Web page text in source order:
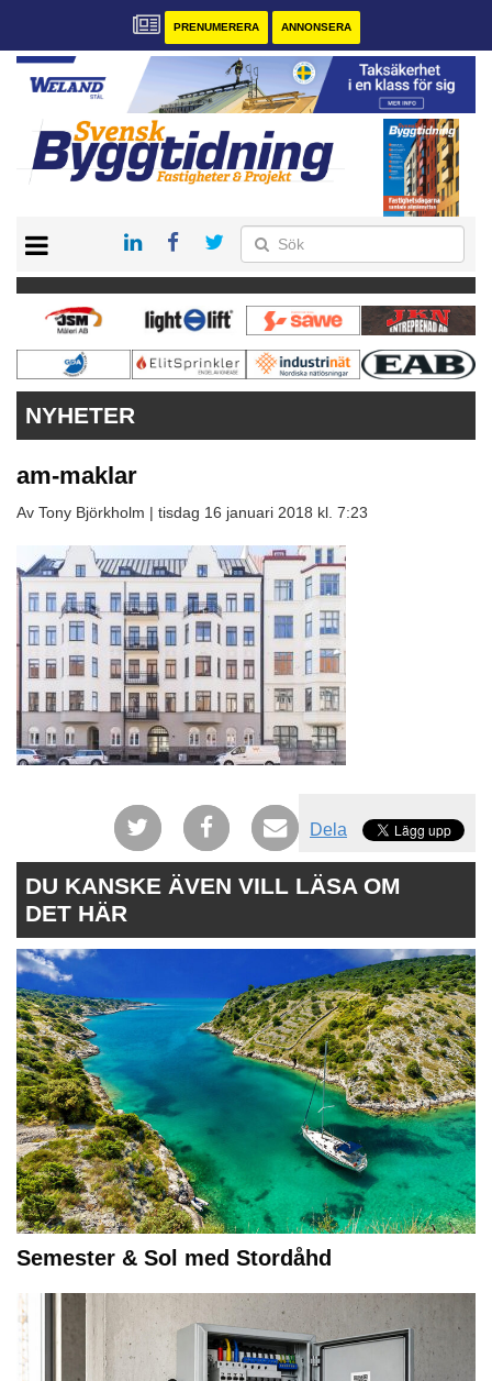
PRENUMERERA ANNONSERA
PRENUMERERA
VÅRA ANDRA MAGASIN
ANNONSERA
KONTAKT
NYHETER
am-maklar
Av Tony Björkholm | tisdag 16 januari 2018 kl. 7:23
Dela
DU KANSKE ÄVEN VILL LÄSA OM
DET HÄR
Semester & Sol med Stordåhd